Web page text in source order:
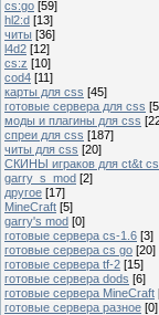
cs:go [59]
hl2:d [13]
читы [36]
l4d2 [12]
cs:z [10]
cod4 [11]
карты для css [45]
готовые сервера для css
моды и плагины для css
спреи для css [187]
читы для css [20]
СКИНЫ играков для ct&t
garry_s_mod [2]
другое [17]
MineCraft [5]
garry's mod [0]
готовые сервера cs-1.6 [3]
готовые сервера cs go [20]
готовые сервера tf-2 [15]
готовые сервера dods [6]
готовые сервера MineCraft
готовые сервера разное [0]